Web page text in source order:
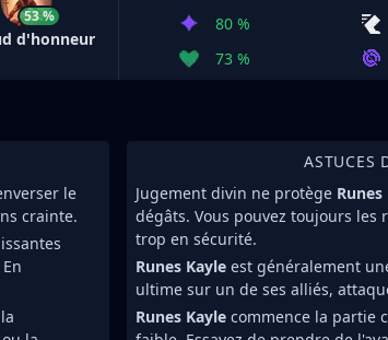
53 %
d'honneur
80 %
73 %
le
crainte.
ASTUCES
Jugement divin ne protège Runes
dégâts. Vous pouvez toujours
trop en sécurité.
Runes Kayle est généralement
ultime sur un de ses alliés,
Runes Kayle commence la partie